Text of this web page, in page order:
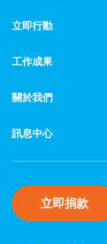
立即行動
工作成果
關於我們
訊息中心
立即捐款